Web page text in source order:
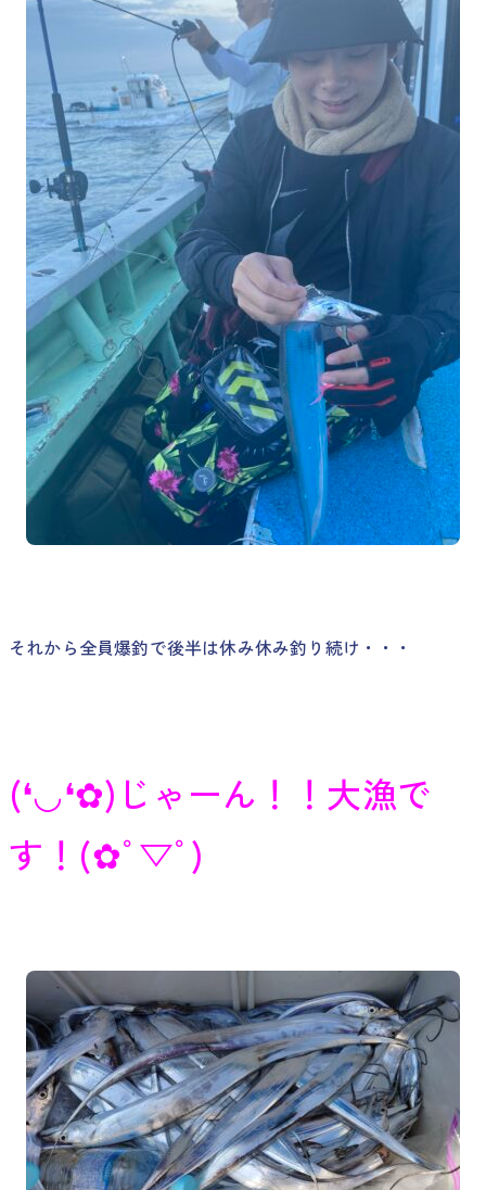
それから全員爆釣で後半は休み休み釣り続け・・・
(❛◡❛✿)じゃーん！！大漁で
す！(✿ﾟ▽ﾟ)